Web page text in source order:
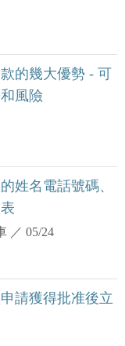
的幾大優勢 - 可
風險
姓名電話號碼、
／05/24
請獲得批准後立